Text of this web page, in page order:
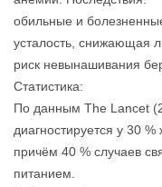
обильные и
усталость, снижающая
риск невынашивания
Статистика:
По данным The Lancet
диагностируется у 30
причём 40 % случаев
питанием.